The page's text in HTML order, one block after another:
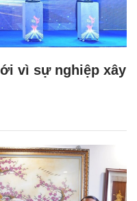
vì sự nghiệp xây